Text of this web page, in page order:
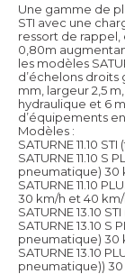
Une gamme de
STI avec une
ressort de
0,80m
les modèles
d’échelons droits
mm, largeur 2,5
hydraulique et 6
d’équipements
Modèles :
SATURNE 11.10
SATURNE 11.10 S
pneumatique) 30
SATURNE 11.10
30 km/h et 40
SATURNE 13.10
SATURNE 13.10
pneumatique) 30
SATURNE 13.10
pneumatique))